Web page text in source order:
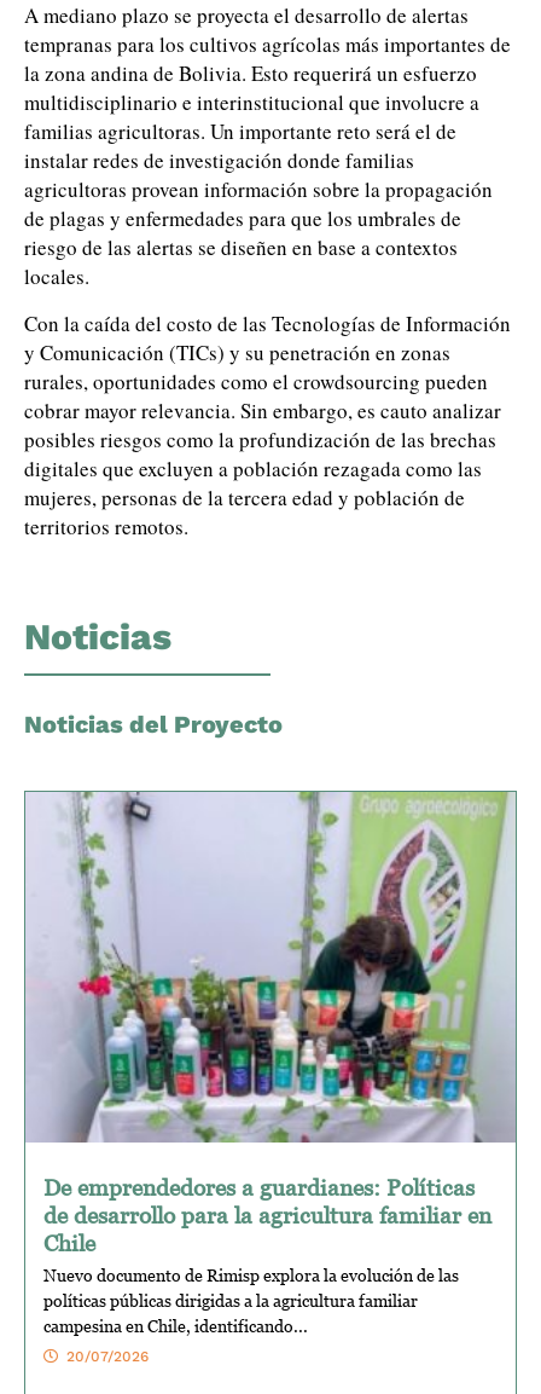
A mediano plazo se proyecta el desarrollo de alertas
tempranas para los cultivos agrícolas más importantes de
la zona andina de Bolivia. Esto requerirá un esfuerzo
multidisciplinario e interinstitucional que involucre a
familias agricultoras. Un importante reto será el de
instalar redes de investigación donde familias
agricultoras provean información sobre la propagación
de plagas y enfermedades para que los umbrales de
riesgo de las alertas se diseñen en base a contextos
locales.
Con la caída del costo de las Tecnologías de Información
y Comunicación (TICs) y su penetración en zonas
rurales, oportunidades como el crowdsourcing pueden
cobrar mayor relevancia. Sin embargo, es cauto analizar
posibles riesgos como la profundización de las brechas
digitales que excluyen a población rezagada como las
mujeres, personas de la tercera edad y población de
territorios remotos.
Noticias
Noticias del Proyecto
De emprendedores a guardianes: Políticas
de desarrollo para la agricultura familiar en
Chile
Nuevo documento de Rimisp explora la evolución de las
políticas públicas dirigidas a la agricultura familiar
campesina en Chile, identificando...
20/07/2026